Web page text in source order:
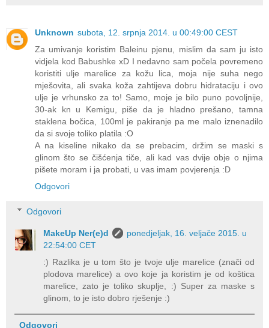
Unknown subota, 12. srpnja 2014. u 00:49:00 CEST
Za umivanje koristim Baleinu pjenu, mislim da sam ju isto
vidjela kod Babushke xD I nedavno sam počela povremeno
koristiti ulje marelice za kožu lica, moja nije suha nego
mješovita, ali svaka koža zahtijeva dobru hidrataciju i ovo
ulje je vrhunsko za to! Samo, moje je bilo puno povoljnije,
30-ak kn u Kemigu, piše da je hladno prešano, tamna
staklena bočica, 100ml je pakiranje pa me malo iznenadilo
da si svoje toliko platila :O
A na kiseline nikako da se prebacim, držim se maski s
glinom što se čišćenja tiče, ali kad vas dvije obje o njima
pišete moram i ja probati, u vas imam povjerenja :D
Odgovori
Odgovori
MakeUp Ner(e)d
ponedjeljak, 16. veljače 2015. u
22:54:00 CET
:) Razlika je u tom što je tvoje ulje marelice (znači od
plodova marelice) a ovo koje ja koristim je od koštica
marelice, zato je toliko skuplje, :) Super za maske s
glinom, to je isto dobro rješenje :)
Odgovori